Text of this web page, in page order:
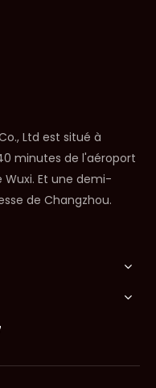
Ltd est situé à
minutes de l'aéroport
Et une demi-
de Changzhou.